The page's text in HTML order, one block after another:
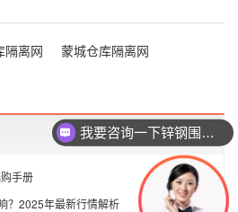
隔离网
蒙城仓库隔离网
2025-03-14
手册
2025-03-10
？2025年最新行情解析
我要咨询一下锌钢围墙护栏